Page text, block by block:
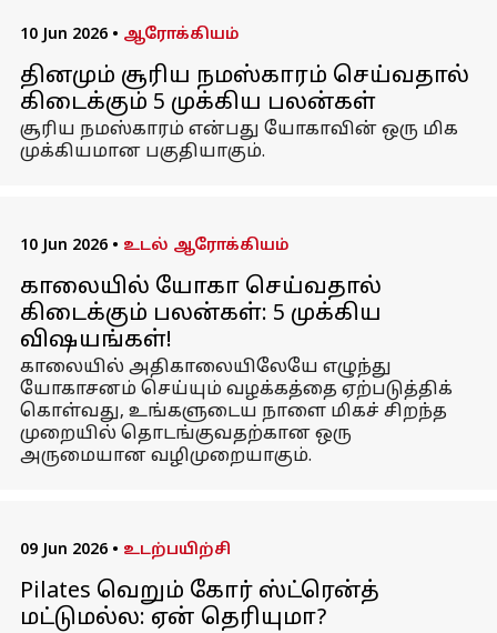
10 Jun 2026 • ஆரோக்கியம்
தினமும் சூரிய நமஸ்காரம் செய்வதால்
கிடைக்கும் 5 முக்கிய பலன்கள்
சூரிய நமஸ்காரம் என்பது யோகாவின் ஒரு மிக
முக்கியமான பகுதியாகும்.
10 Jun 2026 • உடல் ஆரோக்கியம்
காலையில் யோகா செய்வதால்
கிடைக்கும் பலன்கள்: 5 முக்கிய
விஷயங்கள்!
காலையில் அதிகாலையிலேயே எழுந்து
யோகாசனம் செய்யும் வழக்கத்தை ஏற்படுத்திக்
கொள்வது, உங்களுடைய நாளை மிகச் சிறந்த
முறையில் தொடங்குவதற்கான ஒரு
அருமையான வழிமுறையாகும்.
09 Jun 2026 • உடற்பயிற்சி
Pilates வெறும் கோர் ஸ்ட்ரென்த்
மட்டுமல்ல: ஏன் தெரியுமா?